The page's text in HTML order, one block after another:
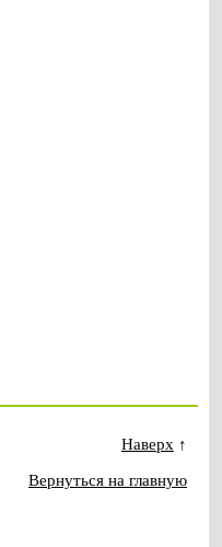
Наверх ↑
Вернуться на главную